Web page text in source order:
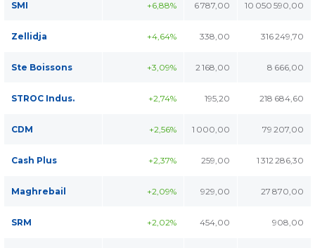
SMI +6,88% 6 787,00 10 050 590,00
Zellidja +4,64% 338,00 316 249,70
Ste Boissons +3,09% 2 168,00 8 666,00
STROC Indus. +2,74% 195,20 218 684,60
CDM +2,56% 1 000,00 79 207,00
Cash Plus +2,37% 259,00 1 312 286,30
Maghrebail +2,09% 929,00 27 870,00
SRM +2,02% 454,00 908,00